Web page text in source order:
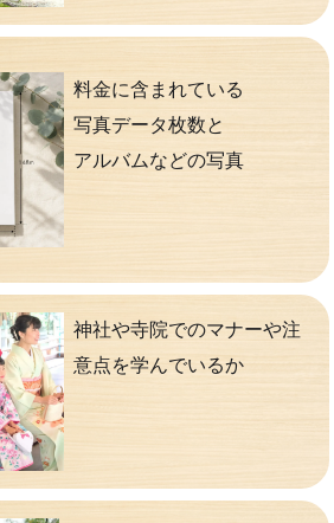
料金に含まれている
写真データ枚数と
アルバムなどの写真
神社や寺院でのマナーや注
意点を学んでいるか